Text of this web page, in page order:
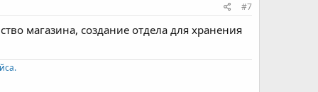
#7
магазина, создание отдела для хранения